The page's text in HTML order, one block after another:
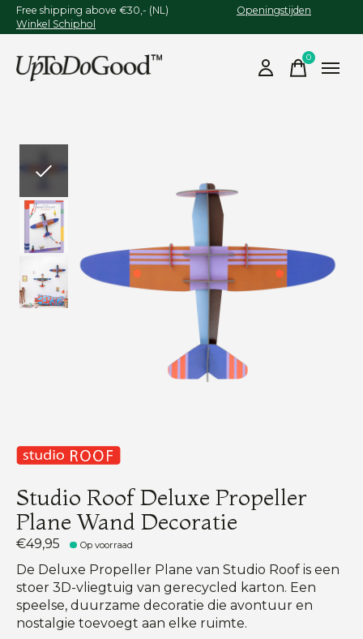
Free shipping above €30,- (NL) Openingstijden
Winkel Schiphol
0items
Studio Roof Deluxe Propeller
Plane Wand Decoratie
€49,95 Op voorraad
De Deluxe Propeller Plane van Studio Roof is een
stoer 3D-vliegtuig van gerecycled karton. Een
speelse, duurzame decoratie die avontuur en
nostalgie toevoegt aan elke ruimte.